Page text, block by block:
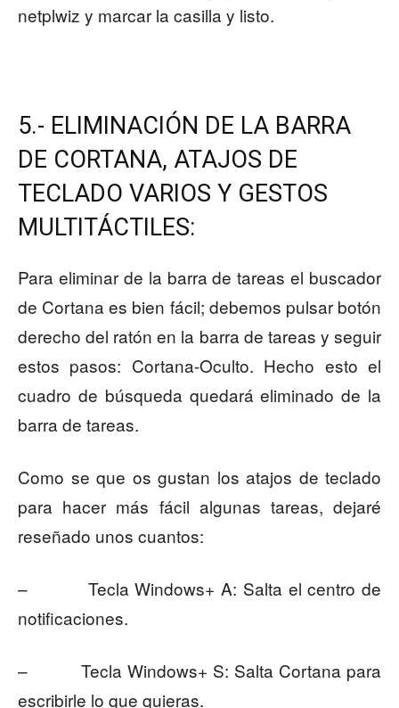
netplwiz y marcar la casilla y listo.
5.- ELIMINACIÓN DE LA BARRA
DE CORTANA, ATAJOS DE
TECLADO VARIOS Y GESTOS
MULTITÁCTILES:
Para eliminar de la barra de tareas el buscador
de Cortana es bien fácil; debemos pulsar botón
derecho del ratón en la barra de tareas y seguir
estos pasos: Cortana-Oculto. Hecho esto el
cuadro de búsqueda quedará eliminado de la
barra de tareas.
Como se que os gustan los atajos de teclado
para hacer más fácil algunas tareas, dejaré
reseñado unos cuantos:
– Tecla Windows+ A: Salta el centro de
notificaciones.
– Tecla Windows+ S: Salta Cortana para
escribirle lo que quieras.